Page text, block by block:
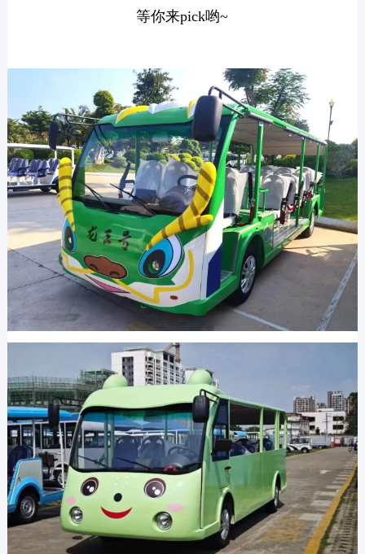
等你来pick哟~